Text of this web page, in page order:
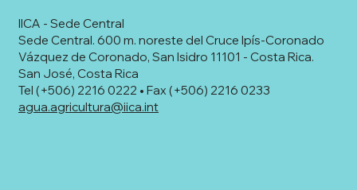
IICA - Sede Central
Sede Central. 600 m. noreste del Cruce Ipís-Coronado
Vázquez de Coronado, San Isidro 11101 - Costa Rica.
San José, Costa Rica
Tel (+506) 2216 0222 • Fax (+506) 2216 0233
agua.agricultura@iica.int